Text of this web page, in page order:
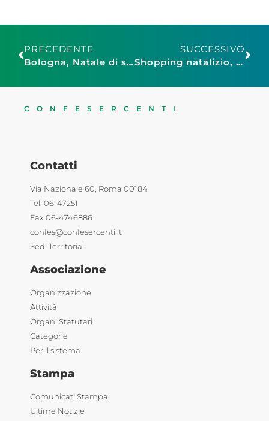
PRECEDENTE
Bologna, Natale di solidarietà all’angolo di Padre Olinto Marella
SUCCESSIVO
Shopping natalizio, l’appello di Confesercenti Pavullo: “Acquistate nei negozi di prossimità”
CONFESERCENTI
Contatti
Via Nazionale 60, Roma 00184
Tel. 06-47251
Fax 06-4746886
confes@confesercenti.it
Sedi Territoriali
Associazione
Organizzazione
Attività
Organi Statutari
Categorie
Per il sistema
Stampa
Comunicati Stampa
Ultime Notizie